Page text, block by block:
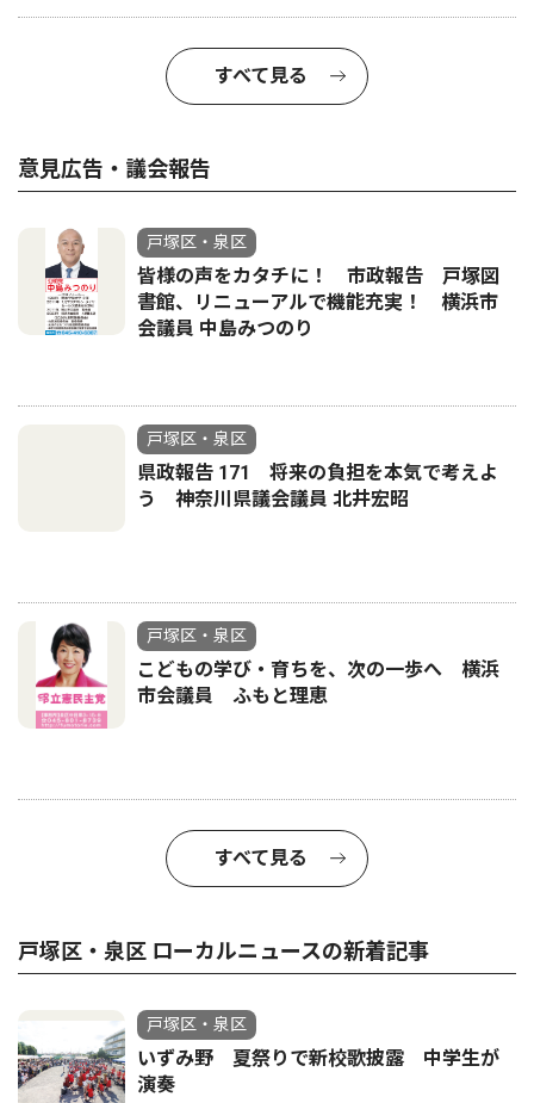
すべて見る
意見広告・議会報告
戸塚区・泉区
皆様の声をカタチに！ 市政報告 戸塚図
書館、リニューアルで機能充実！ 横浜市
会議員 中島みつのり
戸塚区・泉区
県政報告 171 将来の負担を本気で考えよ
う 神奈川県議会議員 北井宏昭
戸塚区・泉区
こどもの学び・育ちを、次の一歩へ 横浜
市会議員 ふもと理恵
すべて見る
戸塚区・泉区 ローカルニュースの新着記事
戸塚区・泉区
いずみ野 夏祭りで新校歌披露 中学生が
演奏